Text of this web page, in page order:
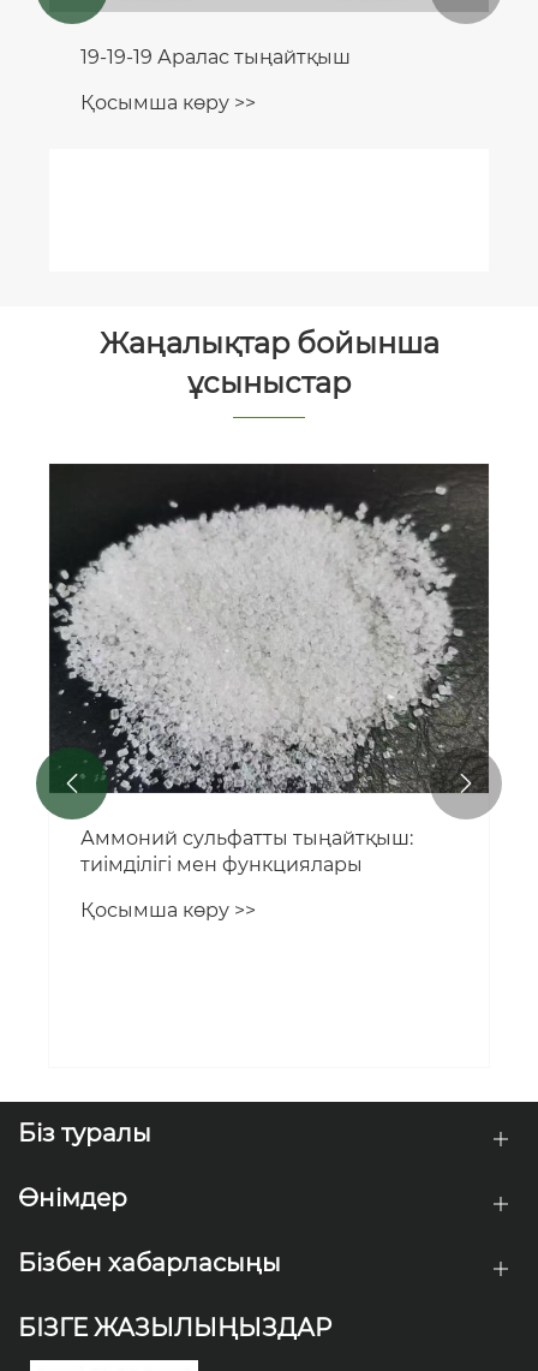
19-19-19 Аралас тыңайтқыш
Қосымша көру >>
Жаңалықтар бойынша
ұсыныстар
Аммоний сульфатты тыңайтқыш:
тиімділігі мен функциялары
Қосымша көру >>
 
Біз туралы
Өнімдер
Бізбен хабарласыңы
БІЗГЕ ЖАЗЫЛЫҢЫЗДАР